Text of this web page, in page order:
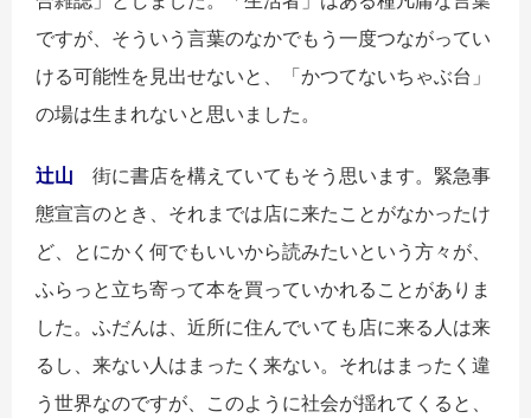
ですが、そういう言葉のなかでもう一度つながってい
ける可能性を見出せないと、「かつてないちゃぶ台」
の場は生まれないと思いました。
辻山 街に書店を構えていてもそう思います。緊急事
態宣言のとき、それまでは店に来たことがなかったけ
ど、とにかく何でもいいから読みたいという方々が、
ふらっと立ち寄って本を買っていかれることがありま
した。ふだんは、近所に住んでいても店に来る人は来
るし、来ない人はまったく来ない。それはまったく違
う世界なのですが、このように社会が揺れてくると、